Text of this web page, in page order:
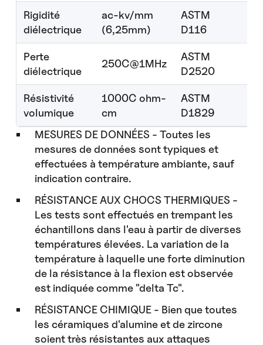
Rigidité
diélectrique
ac-kv/mm
(6,25mm)
ASTM
D116
Perte
diélectrique
250C@1MHz
ASTM
D2520
Résistivité
volumique
1000C ohm-
cm
ASTM
D1829
MESURES DE DONNÉES - Toutes les
mesures de données sont typiques et
effectuées à température ambiante, sauf
indication contraire.
RÉSISTANCE AUX CHOCS THERMIQUES -
Les tests sont effectués en trempant les
échantillons dans l'eau à partir de diverses
températures élevées. La variation de la
température à laquelle une forte diminution
de la résistance à la flexion est observée
est indiquée comme "delta Tc".
RÉSISTANCE CHIMIQUE - Bien que toutes
les céramiques d'alumine et de zircone
soient très résistantes aux attaques